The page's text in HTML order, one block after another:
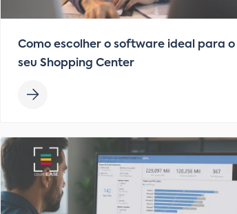
Como escolher o software ideal para o
seu Shopping Center